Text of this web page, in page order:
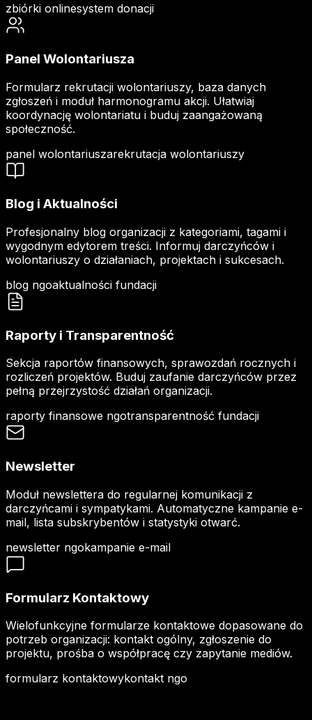
zbiórki onlinesystem donacji
Panel Wolontariusza
Formularz rekrutacji wolontariuszy, baza danych
zgłoszeń i moduł harmonogramu akcji. Ułatwiaj
koordynację wolontariatu i buduj zaangażowaną
społeczność.
panel wolontariuszarekrutacja wolontariuszy
Blog i Aktualności
Profesjonalny blog organizacji z kategoriami, tagami i
wygodnym edytorem treści. Informuj darczyńców i
wolontariuszy o działaniach, projektach i sukcesach.
blog ngoaktualności fundacji
Raporty i Transparentność
Sekcja raportów finansowych, sprawozdań rocznych i
rozliczeń projektów. Buduj zaufanie darczyńców przez
pełną przejrzystość działań organizacji.
raporty finansowe ngotransparentność fundacji
Newsletter
Moduł newslettera do regularnej komunikacji z
darczyńcami i sympatykami. Automatyczne kampanie e-
mail, lista subskrybentów i statystyki otwarć.
newsletter ngokampanie e-mail
Formularz Kontaktowy
Wielofunkcyjne formularze kontaktowe dopasowane do
potrzeb organizacji: kontakt ogólny, zgłoszenie do
projektu, prośba o współpracę czy zapytanie mediów.
formularz kontaktowykontakt ngo